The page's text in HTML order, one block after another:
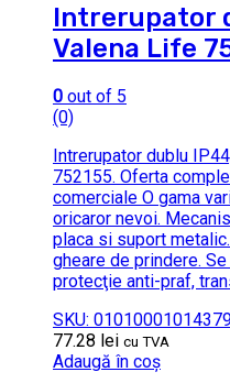
Intrerupator
Valena Life
0 out of 5
(0)
Intrerupator dublu
752155. Oferta
comerciale O gama
oricaror nevoi.
placa si suport
gheare de prindere.
protecţie anti-praf,
SKU:
77.28 lei cu TVA
Adaugă în coș